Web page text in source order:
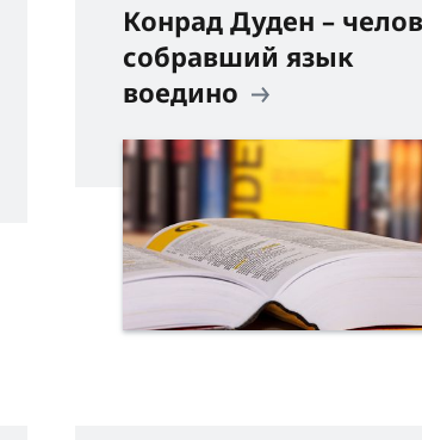
Конрад Дуден –
собравший язык
воедино